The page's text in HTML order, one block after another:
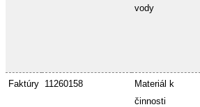
vody
Faktúry 11260158
Materiál k
činnosti